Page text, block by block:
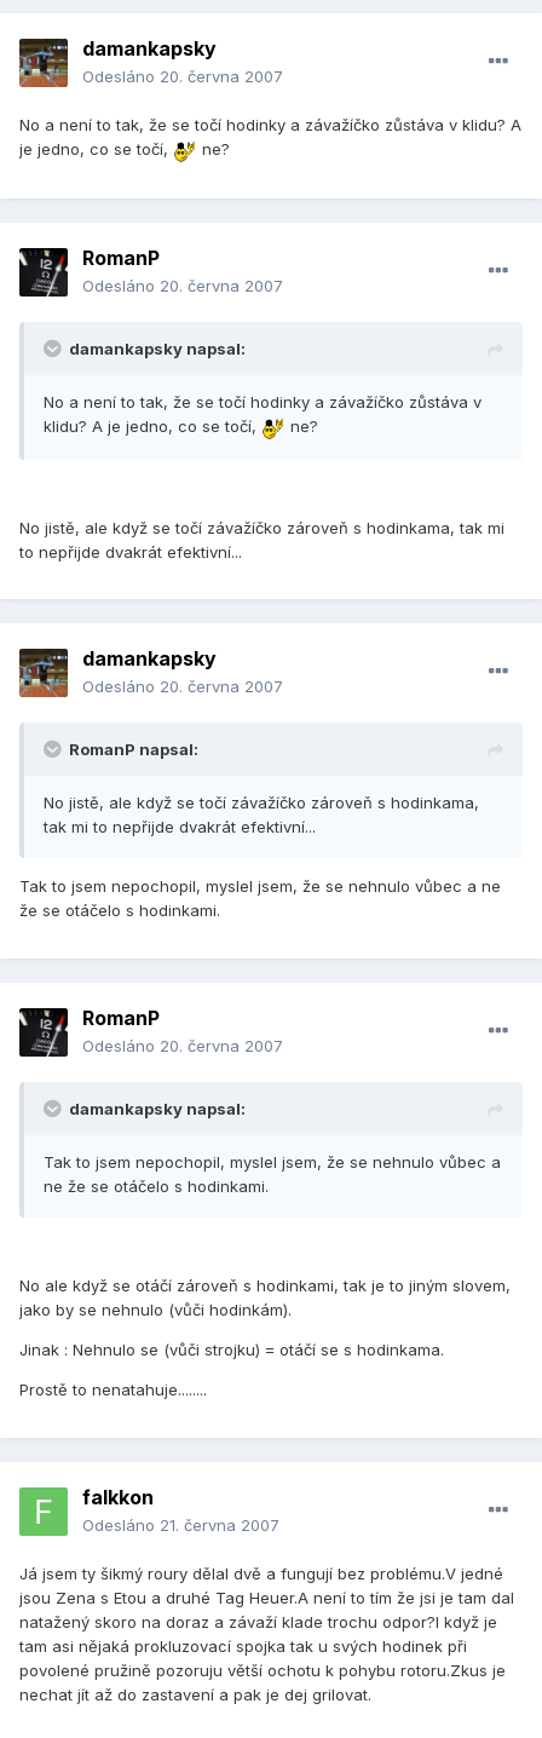
damankapsky
Odesláno 20. června 2007
No a není to tak, že se točí hodinky a závažíčko zůstáva v klidu? A
je jedno, co se točí,
ne?
RomanP
Odesláno 20. června 2007
damankapsky napsal:
No a není to tak, že se točí hodinky a závažíčko zůstáva v
klidu? A je jedno, co se točí,
ne?
No jistě, ale když se točí závažíčko zároveň s hodinkama, tak mi
to nepřijde dvakrát efektivní...
damankapsky
Odesláno 20. června 2007
RomanP napsal:
No jistě, ale když se točí závažíčko zároveň s hodinkama,
tak mi to nepřijde dvakrát efektivní...
Tak to jsem nepochopil, myslel jsem, že se nehnulo vůbec a ne
že se otáčelo s hodinkami.
RomanP
Odesláno 20. června 2007
damankapsky napsal:
Tak to jsem nepochopil, myslel jsem, že se nehnulo vůbec a
ne že se otáčelo s hodinkami.
No ale když se otáčí zároveň s hodinkami, tak je to jiným slovem,
jako by se nehnulo (vůči hodinkám).
Jinak : Nehnulo se (vůči strojku) = otáčí se s hodinkama.
Prostě to nenatahuje........
falkkon
Odesláno 21. června 2007
Já jsem ty šikmý roury dělal dvě a fungují bez problému.V jedné
jsou Zena s Etou a druhé Tag Heuer.A není to tím že jsi je tam dal
natažený skoro na doraz a závaží klade trochu odpor?I když je
tam asi nějaká prokluzovací spojka tak u svých hodinek při
povolené pružině pozoruju větší ochotu k pohybu rotoru.Zkus je
nechat jít až do zastavení a pak je dej grilovat.